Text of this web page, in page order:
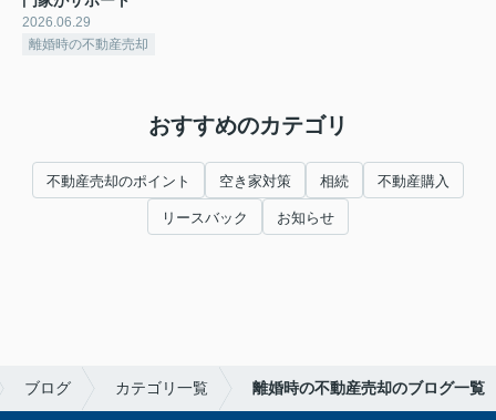
2026.06.29
離婚時の不動産売却
おすすめのカテゴリ
不動産売却のポイント 空き家対策 相続 不動産購入
リースバック お知らせ
ブログ カテゴリ一覧 離婚時の不動産売却のブログ一覧